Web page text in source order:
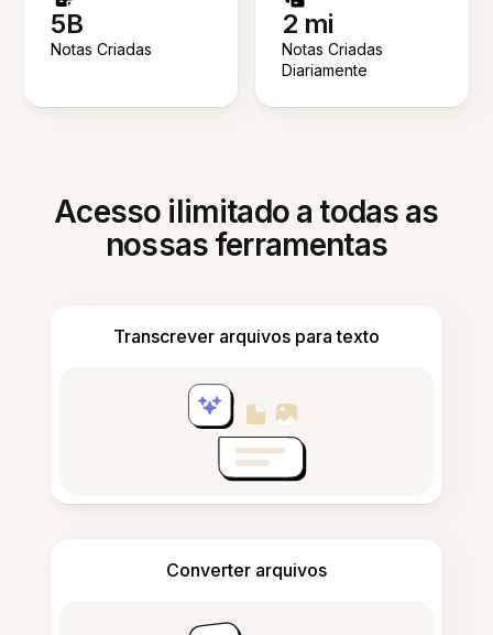
5B
Notas Criadas
2 mi
Notas Criadas
Diariamente
Acesso ilimitado a todas as
nossas ferramentas
Transcrever arquivos para texto
Converter arquivos